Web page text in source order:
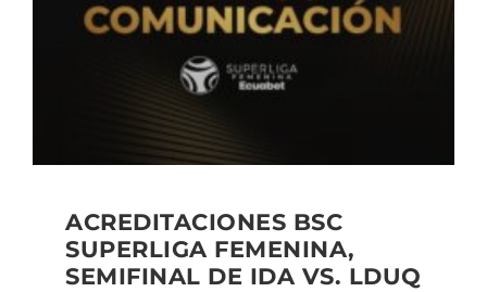
ACREDITACIONES BSC
SUPERLIGA FEMENINA,
SEMIFINAL DE IDA VS. LDUQ